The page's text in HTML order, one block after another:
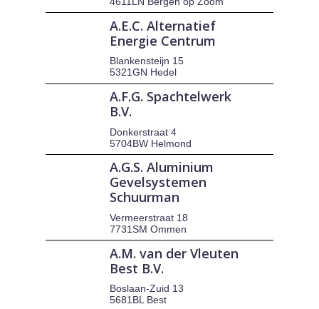
A.E.C. Alternatief
Energie Centrum
Blankensteijn 15
5321GN Hedel
A.F.G. Spachtelwerk
B.V.
Donkerstraat 4
5704BW Helmond
A.G.S. Aluminium
Gevelsystemen
Schuurman
Vermeerstraat 18
7731SM Ommen
A.M. van der Vleuten
Best B.V.
Boslaan-Zuid 13
5681BL Best